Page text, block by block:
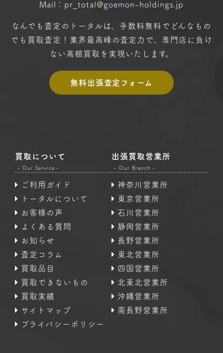
Mail：pr_total@goemon-holdings.jp
なんでも査定のトータルは、手数料無料で どんなもの
でも買取査定！ 業界最高峰の査定力で、専門店に 負け
ない高額買取を実現いたします。
無料出張査定フォーム
買取について
- Our Service -
ご利用ガイド
トータルについて
お客様の声
よくある質問
お知らせ
査定コラム
買取品目
買取できないもの
買取実績
サイトマップ
プライバシーポリシー
出張買取営業所
- Our Branch -
神奈川営業所
東京営業所
石川営業所
静岡営業所
長野営業所
東北営業所
四国営業所
北東北営業所
沖縄営業所
南長野営業所